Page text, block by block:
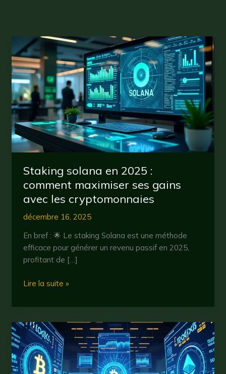
Staking solana en 2025 :
comment maximiser ses gains
avec les cryptomonnaies
décembre 16, 2025
En bref : 🌟 Le staking Solana est une méthode
efficace pour générer un revenu passif en 2025,
profitant de […]
Staking
en
comment
maximiser
ses
Lire la suite »